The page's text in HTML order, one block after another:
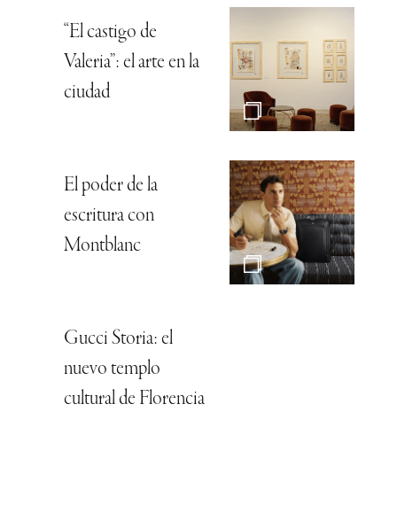
“El castigo de
Valeria”: el arte en la
ciudad
El poder de la
escritura con
Montblanc
Gucci Storia: el
nuevo templo
cultural de Florencia